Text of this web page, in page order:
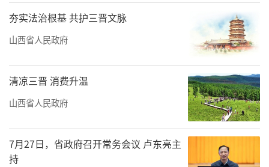
利“双赢”，推动文化旅游业高质量发展。
优化设施：
铺就出行畅途，提升体验质感
“在这里自驾真是一种享受！”在初夏的
一个周末，自驾游爱好者郭鸿带着家人沿黄河
一号旅游公路自驾游，感受黄河风土人情，入
住温泉康养民宿，尽享休闲假日。
夯实法治根基 共护三晋文脉
山西省人民政府
清凉三晋 消费升温
山西省人民政府
7月27日，省政府召开常务会议 卢东亮主
持